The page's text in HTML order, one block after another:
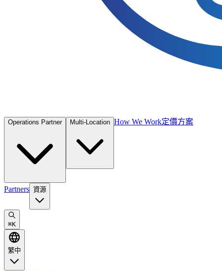
Operations Partner Multi-Location How We Work定價方案
Partners 資源
⌘K
繁中